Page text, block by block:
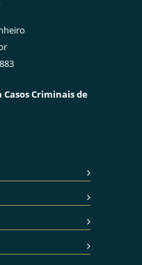
Casos Criminais de